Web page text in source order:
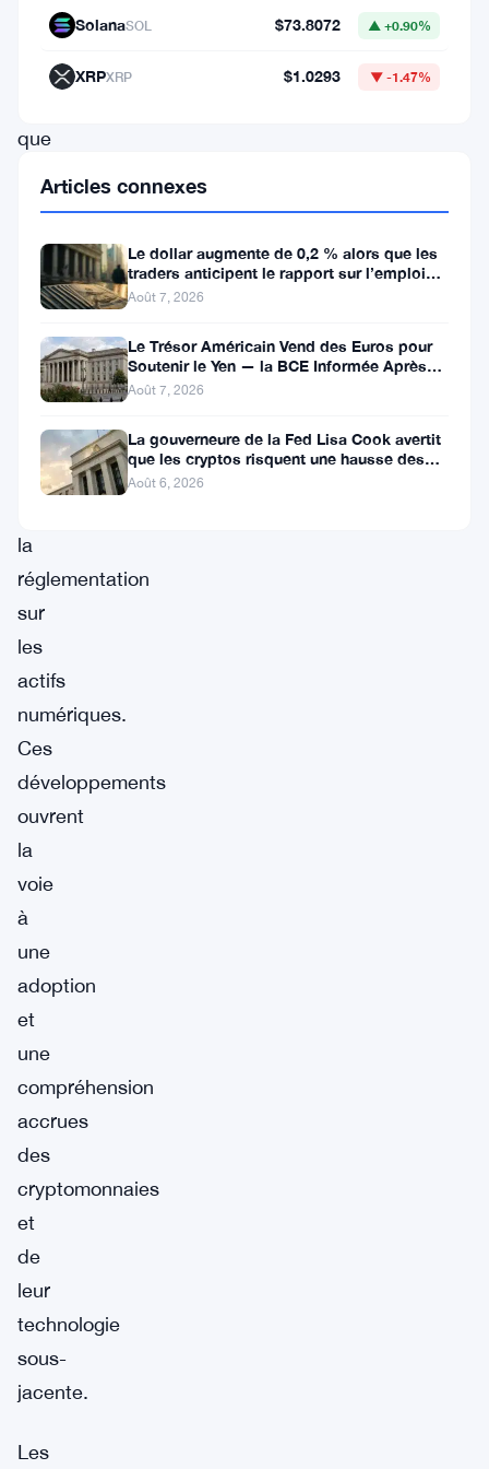
des
cryptomonnaies,
que
investisseurs
institutionnels
monde
entier
exhortent
régulateurs
la
réglementation
sur
les
actifs
numériques.
Ces
développements
ouvrent
la
voie
à
une
adoption
et
une
compréhension
accrues
des
cryptomonnaies
et
de
leur
technologie
sous-
jacente.
Les
SolanaSOL $73.8072 ▲ +0.90%
XRPXRP $1.0293 ▼ -1.47%
Articles connexes
Le dollar augmente de 0,2 % alors que les
traders anticipent le rapport sur l’emploi
aux États-Unis
Août 7, 2026
Le Trésor Américain Vend des Euros pour
Soutenir le Yen — la BCE Informée Après
Coup
Août 7, 2026
La gouverneure de la Fed Lisa Cook avertit
que les cryptos risquent une hausse des
taux
Août 6, 2026